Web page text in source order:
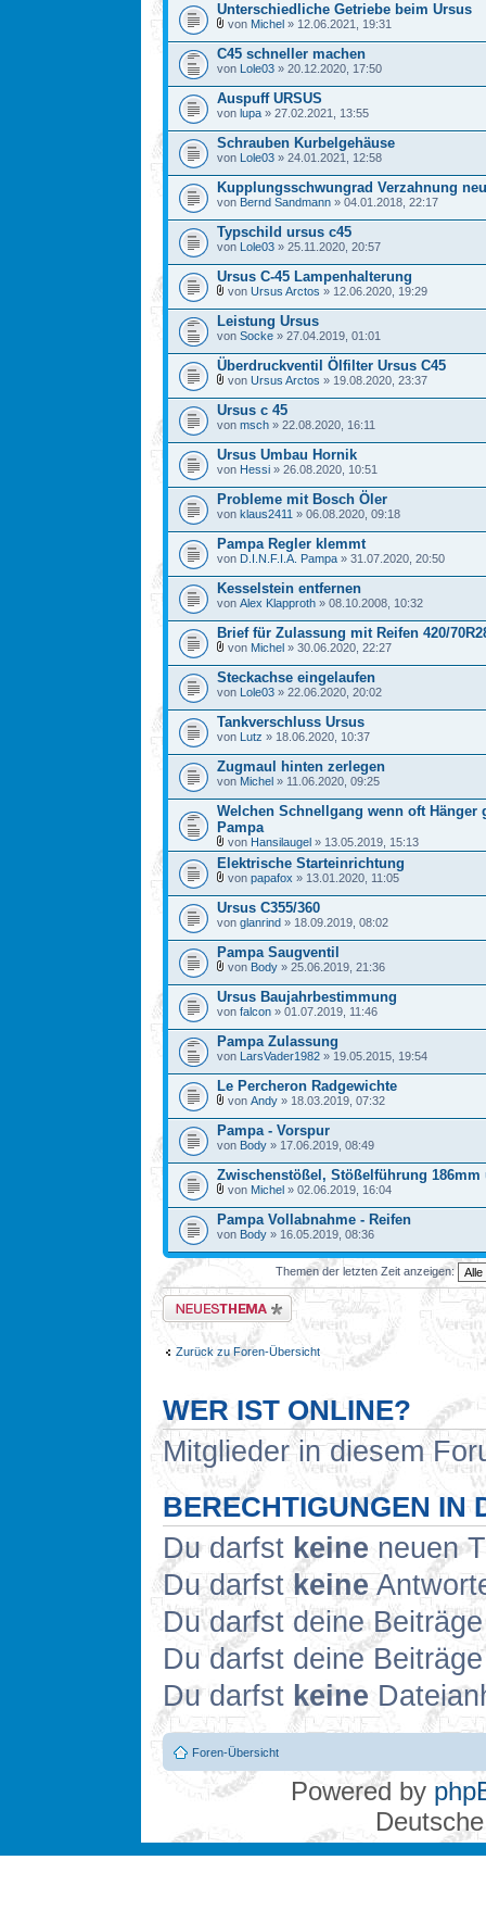
Unterschiedliche Getriebe beim Ursus
von Michel » 12.06.2021, 19:31
C45 schneller machen
von Lole03 » 20.12.2020, 17:50
Auspuff URSUS
von lupa » 27.02.2021, 13:55
Schrauben Kurbelgehäuse
von Lole03 » 24.01.2021, 12:58
Kupplungsschwungrad Verzahnung
von Bernd Sandmann » 04.01.2018, 22:17
Typschild ursus c45
von Lole03 » 25.11.2020, 20:57
Ursus C-45 Lampenhalterung
von Ursus Arctos » 12.06.2020, 19:29
Leistung Ursus
von Socke » 27.04.2019, 01:01
Überdruckventil Ölfilter Ursus C45
von Ursus Arctos » 19.08.2020, 23:37
Ursus c 45
von msch » 22.08.2020, 16:11
Ursus Umbau Hornik
von Hessi » 26.08.2020, 10:51
Probleme mit Bosch Öler
von klaus2411 » 06.08.2020, 09:18
Pampa Regler klemmt
von D.I.N.F.I.A. Pampa » 31.07.2020, 20:50
Kesselstein entfernen
von Alex Klapproth » 08.10.2008, 10:32
Brief für Zulassung mit Reifen 420/
von Michel » 30.06.2020, 22:27
Steckachse eingelaufen
von Lole03 » 22.06.2020, 20:02
Tankverschluss Ursus
von Lutz » 18.06.2020, 10:37
Zugmaul hinten zerlegen
von Michel » 11.06.2020, 09:25
Welchen Schnellgang wenn oft Hänger
Pampa
von Hansilaugel » 13.05.2019, 15:13
Elektrische Starteinrichtung
von papafox » 13.01.2020, 11:05
Ursus C355/360
von glanrind » 18.09.2019, 08:02
Pampa Saugventil
von Body » 25.06.2019, 21:36
Ursus Baujahrbestimmung
von falcon » 01.07.2019, 11:46
Pampa Zulassung
von LarsVader1982 » 19.05.2015, 19:54
Le Percheron Radgewichte
von Andy » 18.03.2019, 07:32
Pampa - Vorspur
von Body » 17.06.2019, 08:49
Zwischenstößel, Stößelführung 186mm
von Michel » 02.06.2019, 16:04
Pampa Vollabnahme - Reifen
von Body » 16.05.2019, 08:36
Themen der letzten Zeit anzeigen:
Neues Thema erstellen
Zurück zu Foren-Übersicht
WER IST ONLINE?
Mitglieder in diesem
BERECHTIGUNGEN IN
Du darfst keine neuen
Du darfstkeine
Du darfst deine
Du darfst deine
Du darfst keine
Foren-Übersicht
Powered by